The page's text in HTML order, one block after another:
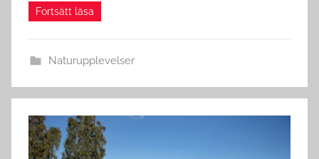
Naturupplevelser